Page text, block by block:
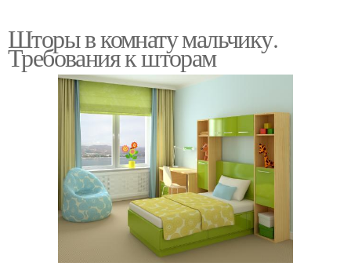
Шторы в комнату мальчику.
Требования к шторам